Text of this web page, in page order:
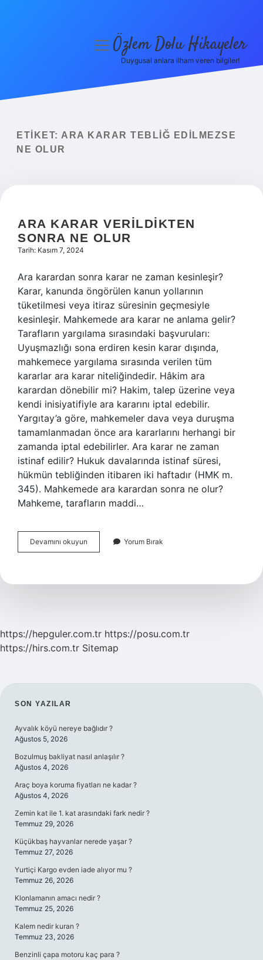
Yasal Uyarı
menüyüÖzlem Dolu Hikayeler
Duygusal anlara ilham veren bilgiler!
ETIKET: ARA KARAR TEBLIĞ EDILMEZSE
NE OLUR
ARA KARAR VERILDIKTEN
SONRA NE OLUR
Tarih: Kasım 7, 2024
Ara karardan sonra karar ne zaman kesinleşir?
Karar, kanunda öngörülen kanun yollarının
tüketilmesi veya itiraz süresinin geçmesiyle
kesinleşir. Mahkemede ara karar ne anlama gelir?
Tarafların yargılama sırasındaki başvuruları:
Uyuşmazlığı sona erdiren kesin karar dışında,
mahkemece yargılama sırasında verilen tüm
kararlar ara karar niteliğindedir. Hâkim ara
karardan dönebilir mi? Hakim, talep üzerine veya
kendi inisiyatifiyle ara kararını iptal edebilir.
Yargıtay’a göre, mahkemeler dava veya duruşma
tamamlanmadan önce ara kararlarını herhangi bir
zamanda iptal edebilirler. Ara karar ne zaman
istinaf edilir? Hukuk davalarında istinaf süresi,
hükmün tebliğinden itibaren iki haftadır (HMK m.
345). Mahkemede ara karardan sonra ne olur?
Mahkeme, tarafların maddi…
Devamını okuyun
Karar
Ne
Yorum Bırak
https://hepguler.com.tr https://posu.com.tr
https://hirs.com.tr Sitemap
SIDEBAR
SON YAZILAR
Ayvalık köyü nereye bağlıdır ?
Ağustos 5, 2026
Bozulmuş bakliyat nasıl anlaşılır ?
Ağustos 4, 2026
Araç boya koruma fiyatları ne kadar ?
Ağustos 4, 2026
Zemin kat ile 1. kat arasındaki fark nedir ?
Temmuz 29, 2026
Küçükbaş hayvanlar nerede yaşar ?
Temmuz 27, 2026
Yurtiçi Kargo evden iade alıyor mu ?
Temmuz 26, 2026
Klonlamanın amacı nedir ?
Temmuz 25, 2026
Kalem nedir kuran ?
Temmuz 23, 2026
Benzinli çapa motoru kaç para ?